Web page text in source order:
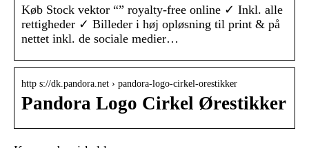
Køb Stock vektor “” royalty-free online ✓ Inkl. alle
rettigheder ✓ Billeder i høj opløsning til print & på
nettet inkl. de sociale medier…
http s://dk.pandora.net › pandora-logo-cirkel-orestikker
Pandora Logo Cirkel Ørestikker